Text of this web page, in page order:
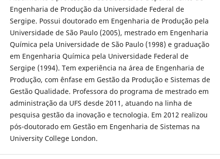
Engenharia de Produção da Universidade Federal de
Sergipe. Possui doutorado em Engenharia de Produção pela
Universidade de São Paulo (2005), mestrado em Engenharia
Química pela Universidade de São Paulo (1998) e graduação
em Engenharia Química pela Universidade Federal de
Sergipe (1994). Tem experiência na área de Engenharia de
Produção, com ênfase em Gestão da Produção e Sistemas de
Gestão Qualidade. Professora do programa de mestrado em
administração da UFS desde 2011, atuando na linha de
pesquisa gestão da inovação e tecnologia. Em 2012 realizou
pós-doutorado em Gestão em Engenharia de Sistemas na
University College London.